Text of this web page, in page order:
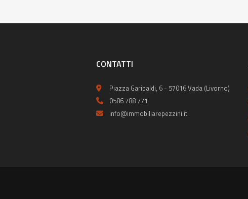
CONTATTI
Piazza Garibaldi, 6 - 57016 Vada (Livorno)
0586 788 771
info@immobiliarepezzini.it